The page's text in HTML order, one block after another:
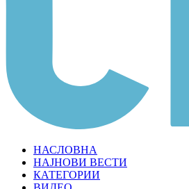
НАСЛОВНА
НАЈНОВИ ВЕСТИ
КАТЕГОРИИ